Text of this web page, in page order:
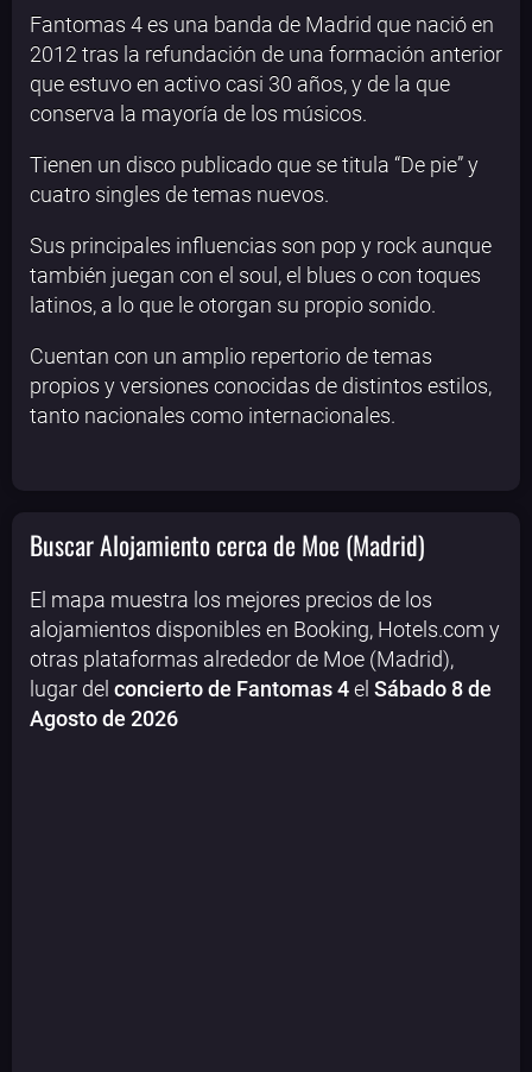
​Fantomas 4 es una banda de Madrid que nació en
2012 tras la refundación de una formación anterior
que estuvo en activo casi 30 años, y de la que
conserva la mayoría de los músicos.
Tienen un disco publicado que se titula “De pie” y
cuatro singles de temas nuevos.
Sus principales influencias son pop y rock aunque
también juegan con el soul, el blues o con toques
latinos, a lo que le otorgan su propio sonido.
Cuentan con un amplio repertorio de temas
propios y versiones conocidas de distintos estilos,
tanto nacionales como internacionales.
Buscar Alojamiento cerca de Moe (Madrid)
El mapa muestra los mejores precios de los
alojamientos disponibles en Booking, Hotels.com y
otras plataformas alrededor de Moe (Madrid),
lugar del concierto de Fantomas 4el Sábado 8 de
Agosto de 2026